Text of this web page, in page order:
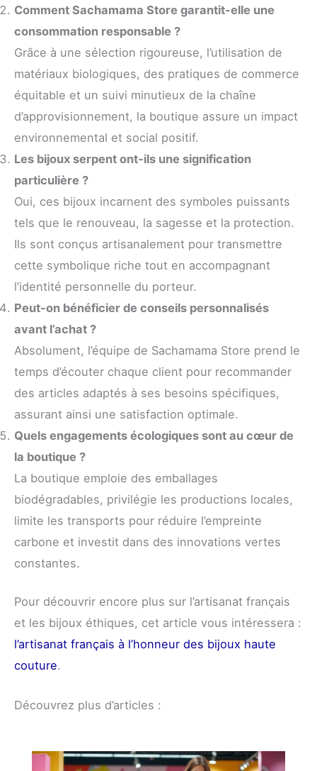
Comment Sachamama Store garantit-elle une
consommation responsable ?
Grâce à une sélection rigoureuse, l’utilisation de
matériaux biologiques, des pratiques de commerce
équitable et un suivi minutieux de la chaîne
d’approvisionnement, la boutique assure un impact
environnemental et social positif.
Les bijoux serpent ont-ils une signification
particulière ?
Oui, ces bijoux incarnent des symboles puissants
tels que le renouveau, la sagesse et la protection.
Ils sont conçus artisanalement pour transmettre
cette symbolique riche tout en accompagnant
l’identité personnelle du porteur.
Peut-on bénéficier de conseils personnalisés
avant l’achat ?
Absolument, l’équipe de Sachamama Store prend le
temps d’écouter chaque client pour recommander
des articles adaptés à ses besoins spécifiques,
assurant ainsi une satisfaction optimale.
Quels engagements écologiques sont au cœur de
la boutique ?
La boutique emploie des emballages
biodégradables, privilégie les productions locales,
limite les transports pour réduire l’empreinte
carbone et investit dans des innovations vertes
constantes.
Pour découvrir encore plus sur l’artisanat français
et les bijoux éthiques, cet article vous intéressera :
l’artisanat français à l’honneur des bijoux haute
couture.
Découvrez plus d’articles :